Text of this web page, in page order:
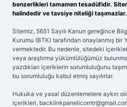
benzerlikleri tamamen tesadüfidir.
halindedir ve tavsiye niteliği taşımazlar.
Sitemiz, 5651 Sayılı Kanun gereğince
Kurumu (BTK) tarafından onaylanmış bir
vermektedir. Bu nedenle, sitedeki
veya araştırma yükümlülüğümüz
yazdıkları içeriklerin sorumluluğunu
bu sorumluluğu kabul etmiş sayılırlar.
Hukuka ve yasal düzenlemelere aykırı
içerikleri,